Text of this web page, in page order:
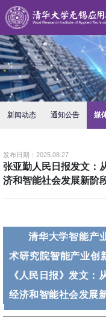
新闻动态 通知公告 媒
张亚勤人民日报发文：
济和智能社会发展新阶
发布日期：2025.08.27
清华大学智能产
术研究院智能产业创
《人民日报》发文：
经济和智能社会发展